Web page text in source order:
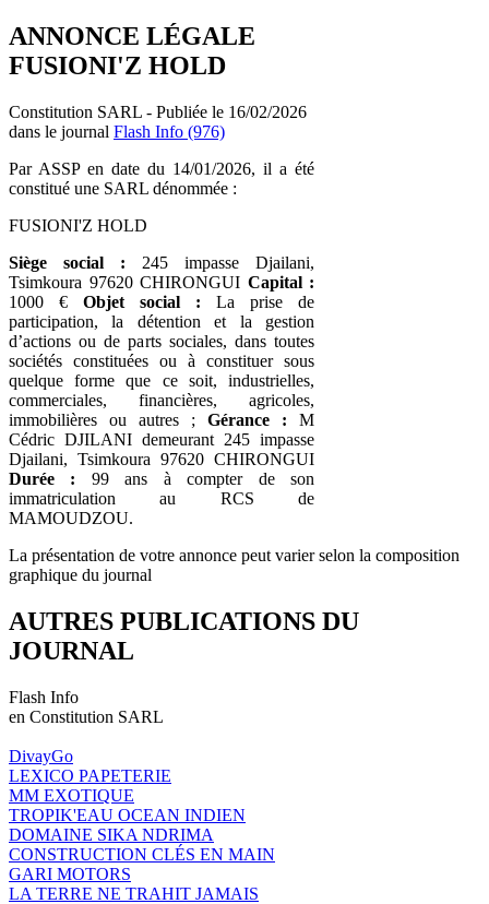
ANNONCE LÉGALE
FUSIONI'Z HOLD
Constitution SARL - Publiée le 16/02/2026
dans le journal Flash Info (976)
Par ASSP en date du 14/01/2026, il a été
constitué une SARL dénommée :
FUSIONI'Z HOLD
Siège social : 245 impasse Djailani,
Tsimkoura 97620 CHIRONGUI Capital :
1000 € Objet social : La prise de
participation, la détention et la gestion
d’actions ou de parts sociales, dans toutes
sociétés constituées ou à constituer sous
quelque forme que ce soit, industrielles,
commerciales, financières, agricoles,
immobilières ou autres ; Gérance : M
Cédric DJILANI demeurant 245 impasse
Djailani, Tsimkoura 97620 CHIRONGUI
Durée : 99 ans à compter de son
immatriculation au RCS de
MAMOUDZOU.
La présentation de votre annonce peut varier selon la composition
graphique du journal
AUTRES PUBLICATIONS DU
JOURNAL
Flash Info
en Constitution SARL
DivayGo
LEXICO PAPETERIE
MM EXOTIQUE
TROPIK'EAU OCEAN INDIEN
DOMAINE SIKA NDRIMA
CONSTRUCTION CLÉS EN MAIN
GARI MOTORS
LA TERRE NE TRAHIT JAMAIS